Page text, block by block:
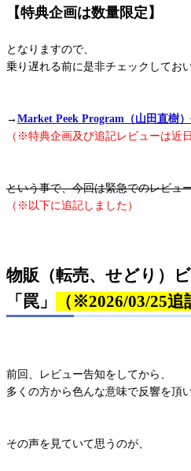
【特典企画は数量限定】
となりますので、
乗り遅れる前に是非チェックしてお
→ Market Peek Program（山田直樹）
（※特典企画及び追記レビューは近日
という事で、今回は緊急でのレビュ
（※以下に追記しました）
物販（転売、せどり）
「罠」
（※2026/03/25追
前回、レビュー告知をしてから、
多くの方から色んな意味で反響を頂
その声を見ていて思うのが、